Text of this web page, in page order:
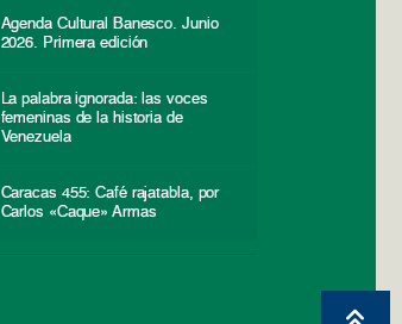
Agenda Cultural Banesco. Junio
2026. Primera edición
La palabra ignorada: las voces
femeninas de la historia de
Venezuela
Caracas 455: Café rajatabla, por
Carlos «Caque» Armas